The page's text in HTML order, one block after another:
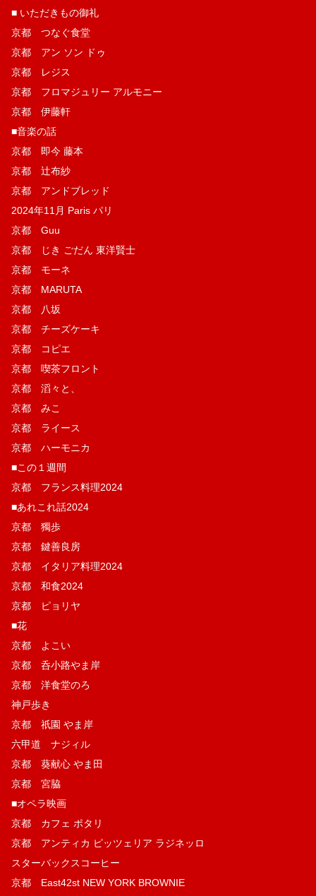
■ いただきもの御礼
京都 つなぐ食堂
京都 アン ソン ドゥ
京都 レジス
京都 フロマジュリー アルモニー
京都 伊藤軒
■音楽の話
京都 即今 藤本
京都 辻布紗
京都 アンドブレッド
2024年11月 Paris パリ
京都 Guu
京都 じき ごだん 東洋賢士
京都 モーネ
京都 MARUTA
京都 八坂
京都 チーズケーキ
京都 コピエ
京都 喫茶フロント
京都 滔々と、
京都 みこ
京都 ライース
京都 ハーモニカ
■この１週間
京都 フランス料理2024
■あれこれ話2024
京都 獨歩
京都 鍵善良房
京都 イタリア料理2024
京都 和食2024
京都 ピョリヤ
■花
京都 よこい
京都 呑小路やま岸
京都 洋食堂のろ
神戸歩き
京都 祇園 やま岸
六甲道 ナジィル
京都 葵献心 やま田
京都 宮脇
■オペラ映画
京都 カフェ ポタリ
京都 アンティカ ピッツェリア ラジネッロ
スターバックスコーヒー
京都 East42st NEW YORK BROWNIE